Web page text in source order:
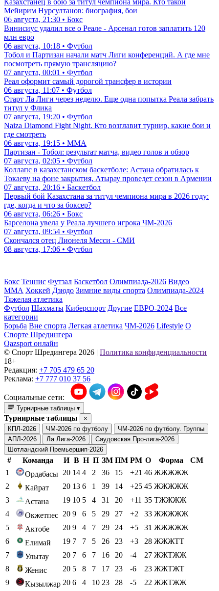
Казахстанец в бою за титул чемпиона мира. Кто такой
Мейирим Нурсултанов: биография, бои
06 августа, 21:30 • Бокс
Винисиус удалил все о Реале - Арсенал готов заплатить 120
млн евро
06 августа, 10:18 • Футбол
Тобол и Партизан начали матч Лиги конференций. А где мне
посмотреть прямую трансляцию?
07 августа, 00:01 • Футбол
Реал оформит самый дорогой трансфер в истории
06 августа, 11:07 • Футбол
Старт Ла Лиги через неделю. Еще одна попытка Реала забрать
титул у Флика
07 августа, 19:20 • Футбол
Naiza Diamond Fight Night. Кто возглавит турнир, какие бои и
где смотреть
06 августа, 19:15 • ММА
Партизан - Тобол: результат матча, видео голов и обзор
07 августа, 02:05 • Футбол
Коллапс в казахстанском баскетболе: Астана обратилась к
Токаеву на фоне закрытия, Атырау проведет сезон в Армении
07 августа, 20:16 • Баскетбол
Первый бой Казахстана за титул чемпиона мира в 2026 году:
где, когда и что за боксер?
06 августа, 06:26 • Бокс
Барселона увела у Реала лучшего игрока ЧМ-2026
07 августа, 09:54 • Футбол
Скончался отец Лионеля Месси - СМИ
08 августа, 17:06 • Футбол
Бокс Теннис Футзал Баскетбол Олимпиада-2026 Видео
ММА Хоккей Дзюдо Зимние виды спорта Олимпиада-2024
Тяжелая атлетика
Футбол Шахматы Киберспорт Другие ЕВРО-2024 Все
категории
Борьба Вне спорта Легкая атлетика ЧМ-2026 Lifestyle О
Спорте Шредингера
Qazsport онлайн
© Cпорт Шредингера 2026
Политика конфиденциальности
18+
Редакция: +7 705 479 65 20
Реклама: +7 777 010 37 56
Социальные сети:
Турнирные таблицы ▾
Турнирные таблицы
×
КПЛ-2026
ЧМ-2026 по футболу
ЧМ-2026 по футболу. Группы
АПЛ-2026
Ла Лига-2026
Саудовская Про-лига-2026
Шотландский Премьершип-2026
# Команда И В Н П ЗМ ПМ РМ О Форма
СМ
1
Ордабасы 20 14 4 2 36 15 +21 46 ЖЖЖЖЖ
2
Кайрат 20 13 6 1 39 14 +25 45 ЖЖЖЖЖ
3
Астана 19 10 5 4 31 20 +11 35 ТЖЖЖЖ
4
Окжетпес 20 9 6 5 29 27 +2 33 ЖЖЖЖЖ
5
Актобе 20 9 4 7 29 24 +5 31 ЖЖЖЖЖ
6
Елимай 19 7 7 5 26 23 +3 28 ЖЖЖТТ
7
Улытау 20 7 6 7 16 20 -4 27 ЖЖТЖЖ
8
Женис 20 5 8 7 17 23 -6 23 ЖЖТЖТ
9
Кызылжар 20 6 4 10 23 28 -5 22 ЖЖТЖЖ